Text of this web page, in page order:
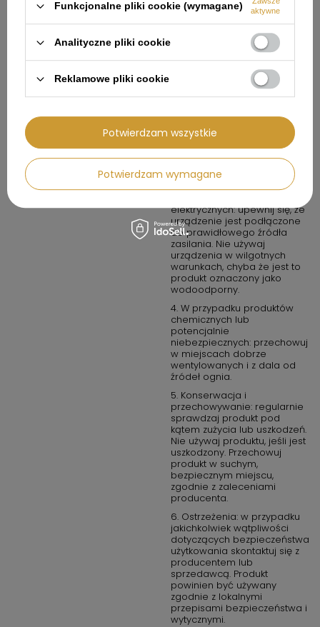
Instrukcja bezpiecznego
1. Przeznaczenie produktu:
Używaj produktu wyłącznie w
sposób opisany w instrukcji
obsługi oraz w warunkach
2. Środki ostrożności: zawsze
bezpieczeństwa określonych
w instrukcji obsługi. Produkt
nie jest zabawką. Należy
przechowywać go poza
zasięgiem dzieci, chyba że
instrukcja stanowi inaczej.
elektrycznych: upewnij się, że
urządzenie jest podłączone
do prawidłowego źródła
zasilania. Nie używaj
urządzenia w wilgotnych
warunkach, chyba że jest to
produkt oznaczony jako
wodoodporny.
4. W przypadku produktów
chemicznych lub
potencjalnie
niebezpiecznych: przechowuj
w miejscach dobrze
wentylowanych i z dala od
źródeł ognia.
5. Konserwacja i
przechowywanie: regularnie
sprawdzaj produkt pod
kątem zużycia lub uszkodzeń.
Nie używaj produktu, jeśli jest
uszkodzony. Przechowuj
produkt w suchym,
bezpiecznym miejscu,
zgodnie z zaleceniami
producenta.
6. Ostrzeżenia: w przypadku
jakichkolwiek wątpliwości
dotyczących bezpieczeństwa
użytkowania skontaktuj się z
producentem lub
sprzedawcą. Produkt
powinien być używany
zgodnie z lokalnymi
przepisami bezpieczeństwa i
wytycznymi.
Funkcjonalne pliki cookie (wymagane)
aktywne
Analityczne pliki cookie
Reklamowe pliki cookie
Potwierdzam wymagane
Potwierdzam wszystkie